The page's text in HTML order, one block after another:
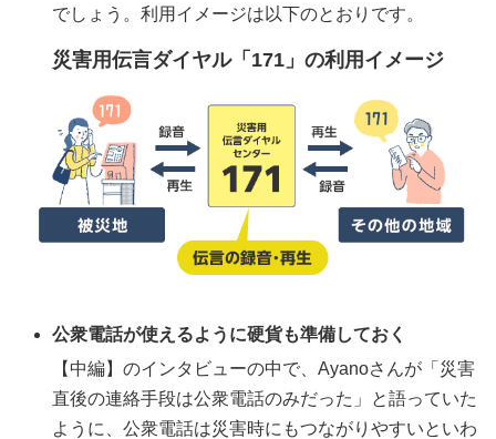
でしょう。利用イメージは以下のとおりです。
災害用伝言ダイヤル「171」の利用イメージ
公衆電話が使えるように硬貨も準備しておく
【中編】のインタビューの中で、Ayanoさんが「災害
直後の連絡手段は公衆電話のみだった」と語っていた
ように、公衆電話は災害時にもつながりやすいといわ